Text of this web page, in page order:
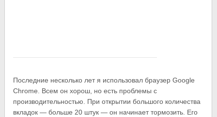
Последние несколько лет я использовал браузер Google
Chrome. Всем он хорош, но есть проблемы с
производительностью. При открытии большого количества
вкладок — больше 20 штук — он начинает тормозить. Его